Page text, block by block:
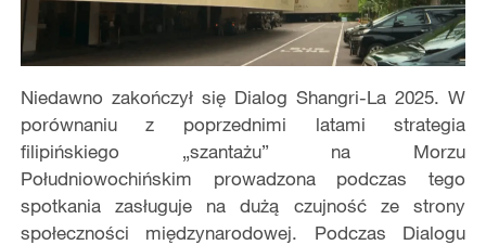
Niedawno zakończył się Dialog Shangri-La 2025. W
porównaniu z poprzednimi latami strategia
filipińskiego „szantażu” na Morzu
Południowochińskim prowadzona podczas tego
spotkania zasługuje na dużą czujność ze strony
społeczności międzynarodowej. Podczas Dialogu